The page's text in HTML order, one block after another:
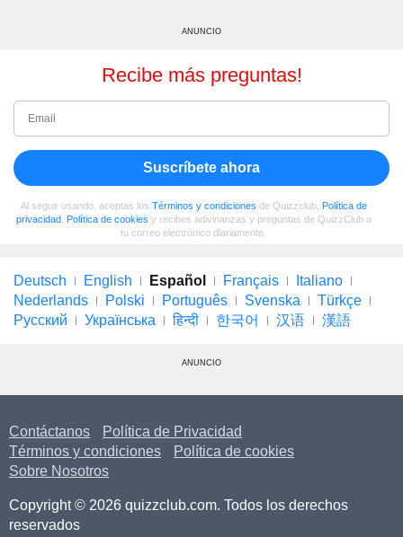
ANUNCIO
Recibe más preguntas!
Suscríbete ahora
Al seguir usando, aceptas los Términos y condiciones de Quizzclub, Política de
privacidad, Política de cookies y recibes adivinanzas y preguntas de QuizzClub a
tu correo electrónico diariamente.
Deutsch English Español Français
Italiano
Nederlands
Polski Português Svenska
Türkçe
Русский
Українська हिन्दी 한국어 汉语 漢語
ANUNCIO
Contáctanos
Política de Privacidad
Términos y condiciones
Política de cookies
Sobre Nosotros
Copyright © 2026 quizzclub.com. Todos los derechos
reservados